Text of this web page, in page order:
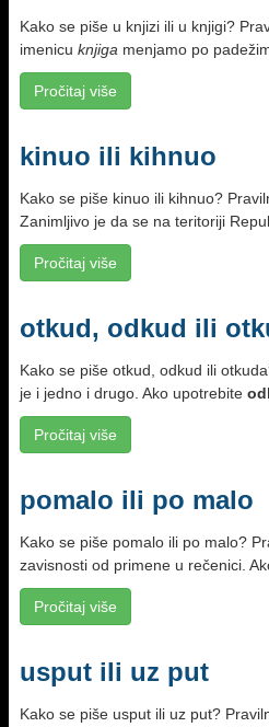
Kako se piše u knjizi ili u knjigi?
imenicu knjiga menjamo po
Pročitaj više
kinuo ili kihnuo
Kako se piše kinuo ili kihnuo?
Zanimljivo je da se na teritoriji
Pročitaj više
otkud, odkud ili
Kako se piše otkud, odkud ili
je i jedno i drugo. Ako upotrebite
Pročitaj više
pomalo ili po malo
Kako se piše pomalo ili po malo?
zavisnosti od primene u rečenici.
Pročitaj više
usput ili uz put
Kako se piše usput ili uz put?